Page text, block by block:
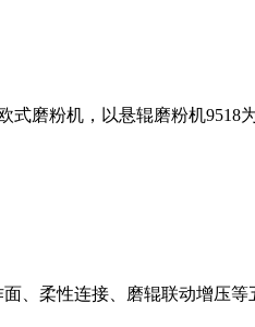
磨粉机，以悬辊磨粉机9518
、柔性连接、磨辊联动增压